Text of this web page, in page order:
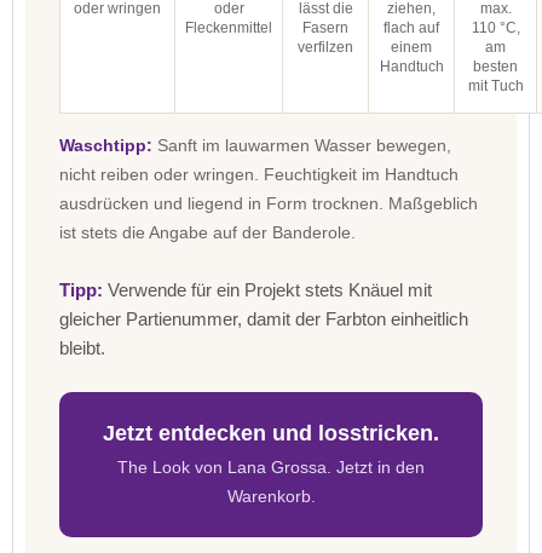
oder wringen
oder
Fleckenmittel
lässt die
Fasern
verfilzen
ziehen,
flach auf
einem
Handtuch
max.
110 °C,
am
besten
mit Tuch
Waschtipp: Sanft im lauwarmen Wasser bewegen,
nicht reiben oder wringen. Feuchtigkeit im Handtuch
ausdrücken und liegend in Form trocknen. Maßgeblich
ist stets die Angabe auf der Banderole.
Tipp: Verwende für ein Projekt stets Knäuel mit
gleicher Partienummer, damit der Farbton einheitlich
bleibt.
Jetzt entdecken und losstricken.
The Look von Lana Grossa. Jetzt in den
Warenkorb.